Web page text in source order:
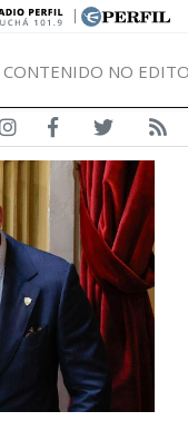
|
CONTENIDO NO